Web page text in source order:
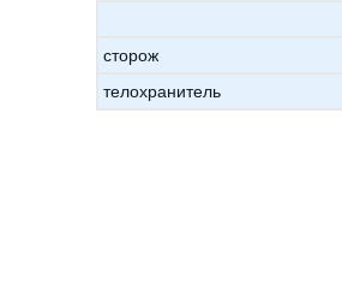
сторож
телохранитель